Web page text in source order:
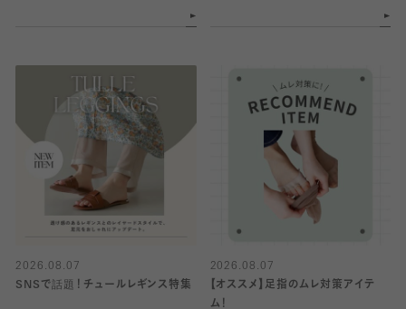
2026.08.07
SNSで話題！チュールレギンス特集
2026.08.07
【オススメ】足指のムレ対策アイテ
ム！